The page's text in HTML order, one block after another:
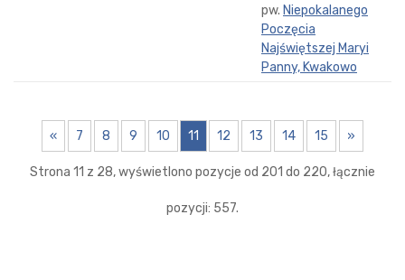
pw. Niepokalanego
Poczęcia
Najświętszej Maryi
Panny, Kwakowo
« 7 8 9 10 11 12 13 14 15 »
Strona 11 z 28, wyświetlono pozycje od 201 do 220, łącznie
pozycji: 557.